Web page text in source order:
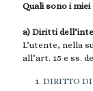
Quali sono i
a) Diritti
L’utente, nella
all’art. 15 e ss.
DIRITTO DI